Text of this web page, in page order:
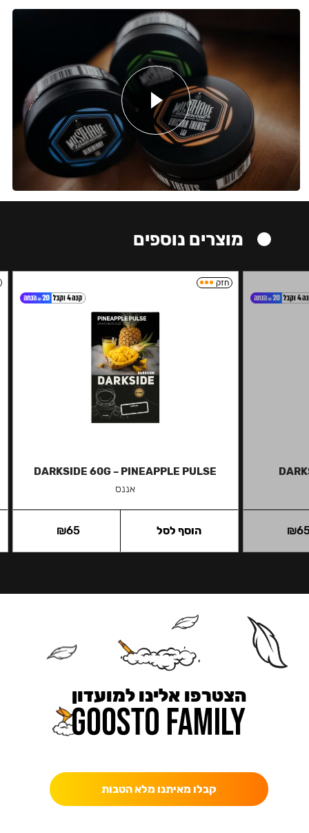
מוצרים נוספים
₪
חזק
DARKSIDE 60G – PINEAPPLE PULSE
אננס
₪65 הוסף לסל
הצטרפו אלינו למועדון
קבלו מאיתנו מלא הטבות